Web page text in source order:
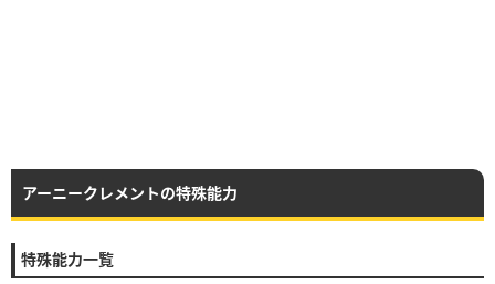
アーニークレメントの特殊能力
特殊能力一覧